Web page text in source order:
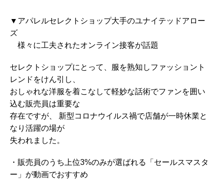
▼アパレルセレクトショップ大手のユナイテッドアロー
ズ
様々に工夫されたオンライン接客が話題
セレクトショップにとって、服を熟知しファッショント
レンドをけん引し、
おしゃれな洋服を着こなして軽妙な話術でファンを囲い
込む販売員は重要な
存在ですが、 新型コロナウイルス禍で店舗が一時休業と
なり活躍の場が
失われました。
・販売員のうち上位3%のみが選ばれる「セールスマスタ
ー」が動画でおすすめ